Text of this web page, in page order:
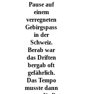
Pause auf
einem
verregneten
Gebirgspass
in der
Schweiz.
Berab war
das Driften
bergab oft
gefährlich.
Das Tempo
musste dann